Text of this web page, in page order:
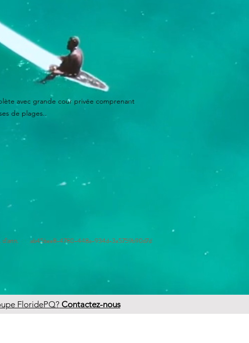
avec grande cour privée comprenant
de plages..
d'ann. ab45bee8-4780-448a-934d-3a5759b90d7d
FloridePQ?Contactez-nous